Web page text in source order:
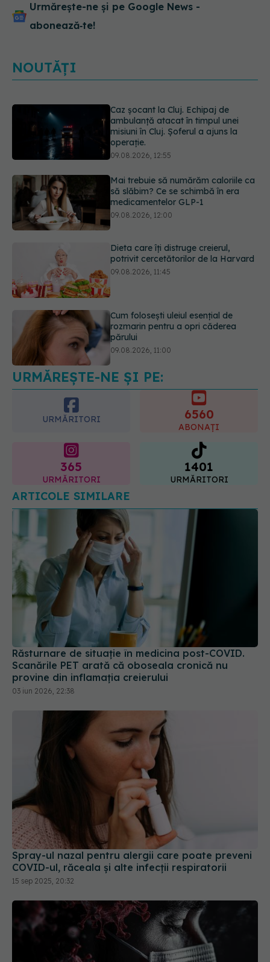
Urmărește-ne și pe Google News -
abonează‑te!
NOUTĂȚI
Caz șocant la Cluj. Echipaj de
ambulanță atacat în timpul unei
misiuni în Cluj. Șoferul a ajuns la
operație.
09.08.2026, 12:55
Mai trebuie să numărăm caloriile ca
să slăbim? Ce se schimbă în era
medicamentelor GLP-1
09.08.2026, 12:00
Dieta care îți distruge creierul,
potrivit cercetătorilor de la Harvard
09.08.2026, 11:45
Cum folosești uleiul esențial de
rozmarin pentru a opri căderea
părului
09.08.2026, 11:00
Ce este testul TORCH și cine trebuie
să-l facă. Ce înseamnă un rezultat
URMĂREȘTE-NE ȘI PE:
URMĂRITORI 6560
ABONAȚI
365
URMĂRITORI
1401
URMĂRITORI
ARTICOLE SIMILARE
Răsturnare de situație în medicina post-COVID.
Scanările PET arată că oboseala cronică nu
provine din inflamația creierului
03 iun 2026, 22:38
Spray-ul nazal pentru alergii care poate preveni
COVID-ul, răceala și alte infecții respiratorii
15 sep 2025, 20:32